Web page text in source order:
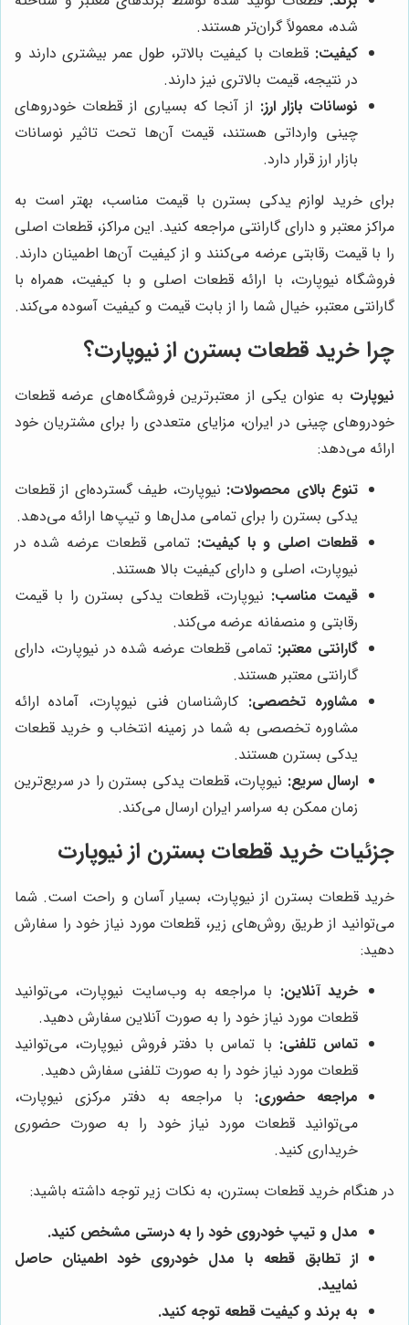
شده، معمولاً گران‌تر هستند.
کیفیت: قطعات با کیفیت بالاتر، طول عمر بیشتری دارند و
در نتیجه، قیمت بالاتری نیز دارند.
نوسانات بازار ارز: از آنجا که بسیاری از قطعات خودروهای
چینی وارداتی هستند، قیمت آن‌ها تحت تاثیر نوسانات
بازار ارز قرار دارد.
برای خرید لوازم یدکی بسترن با قیمت مناسب، بهتر است به
مراکز معتبر و دارای گارانتی مراجعه کنید. این مراکز، قطعات اصلی
را با قیمت رقابتی عرضه می‌کنند و از کیفیت آن‌ها اطمینان دارند.
فروشگاه نیوپارت، با ارائه قطعات اصلی و با کیفیت، همراه با
گارانتی معتبر، خیال شما را از بابت قیمت و کیفیت آسوده می‌کند.
چرا خرید قطعات بسترن از نیوپارت؟
نیوپارت به عنوان یکی از معتبرترین فروشگاه‌های عرضه قطعات
خودروهای چینی در ایران، مزایای متعددی را برای مشتریان خود
ارائه می‌دهد:
تنوع بالای محصولات: نیوپارت، طیف گسترده‌ای از قطعات
یدکی بسترن را برای تمامی مدل‌ها و تیپ‌ها ارائه می‌دهد.
قطعات اصلی و با کیفیت: تمامی قطعات عرضه شده در
نیوپارت، اصلی و دارای کیفیت بالا هستند.
قیمت مناسب: نیوپارت، قطعات یدکی بسترن را با قیمت
رقابتی و منصفانه عرضه می‌کند.
گارانتی معتبر: تمامی قطعات عرضه شده در نیوپارت، دارای
گارانتی معتبر هستند.
مشاوره تخصصی: کارشناسان فنی نیوپارت، آماده ارائه
مشاوره تخصصی به شما در زمینه انتخاب و خرید قطعات
یدکی بسترن هستند.
ارسال سریع: نیوپارت، قطعات یدکی بسترن را در سریع‌ترین
زمان ممکن به سراسر ایران ارسال می‌کند.
جزئیات خرید قطعات بسترن از نیوپارت
خرید قطعات بسترن از نیوپارت، بسیار آسان و راحت است. شما
می‌توانید از طریق روش‌های زیر، قطعات مورد نیاز خود را سفارش
دهید:
خرید آنلاین: با مراجعه به وب‌سایت نیوپارت، می‌توانید
قطعات مورد نیاز خود را به صورت آنلاین سفارش دهید.
تماس تلفنی: با تماس با دفتر فروش نیوپارت، می‌توانید
قطعات مورد نیاز خود را به صورت تلفنی سفارش دهید.
مراجعه حضوری: با مراجعه به دفتر مرکزی نیوپارت،
می‌توانید قطعات مورد نیاز خود را به صورت حضوری
خریداری کنید.
در هنگام خرید قطعات بسترن، به نکات زیر توجه داشته باشید:
مدل و تیپ خودروی خود را به درستی مشخص کنید.
از تطابق قطعه با مدل خودروی خود اطمینان حاصل
نمایید.
به برند و کیفیت قطعه توجه کنید.